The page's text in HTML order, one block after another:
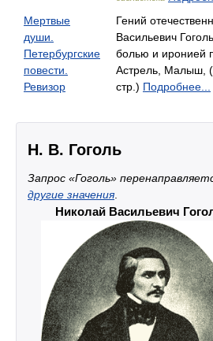
Мертвые
души.
Петербургские
повести.
Ревизор
Гений
Васильевич
болью и
Астрель, Малыш,
стр.) Подробнее...
Н. В. Гоголь
Запрос «Гоголь»
другие значения.
Николай Васильевич